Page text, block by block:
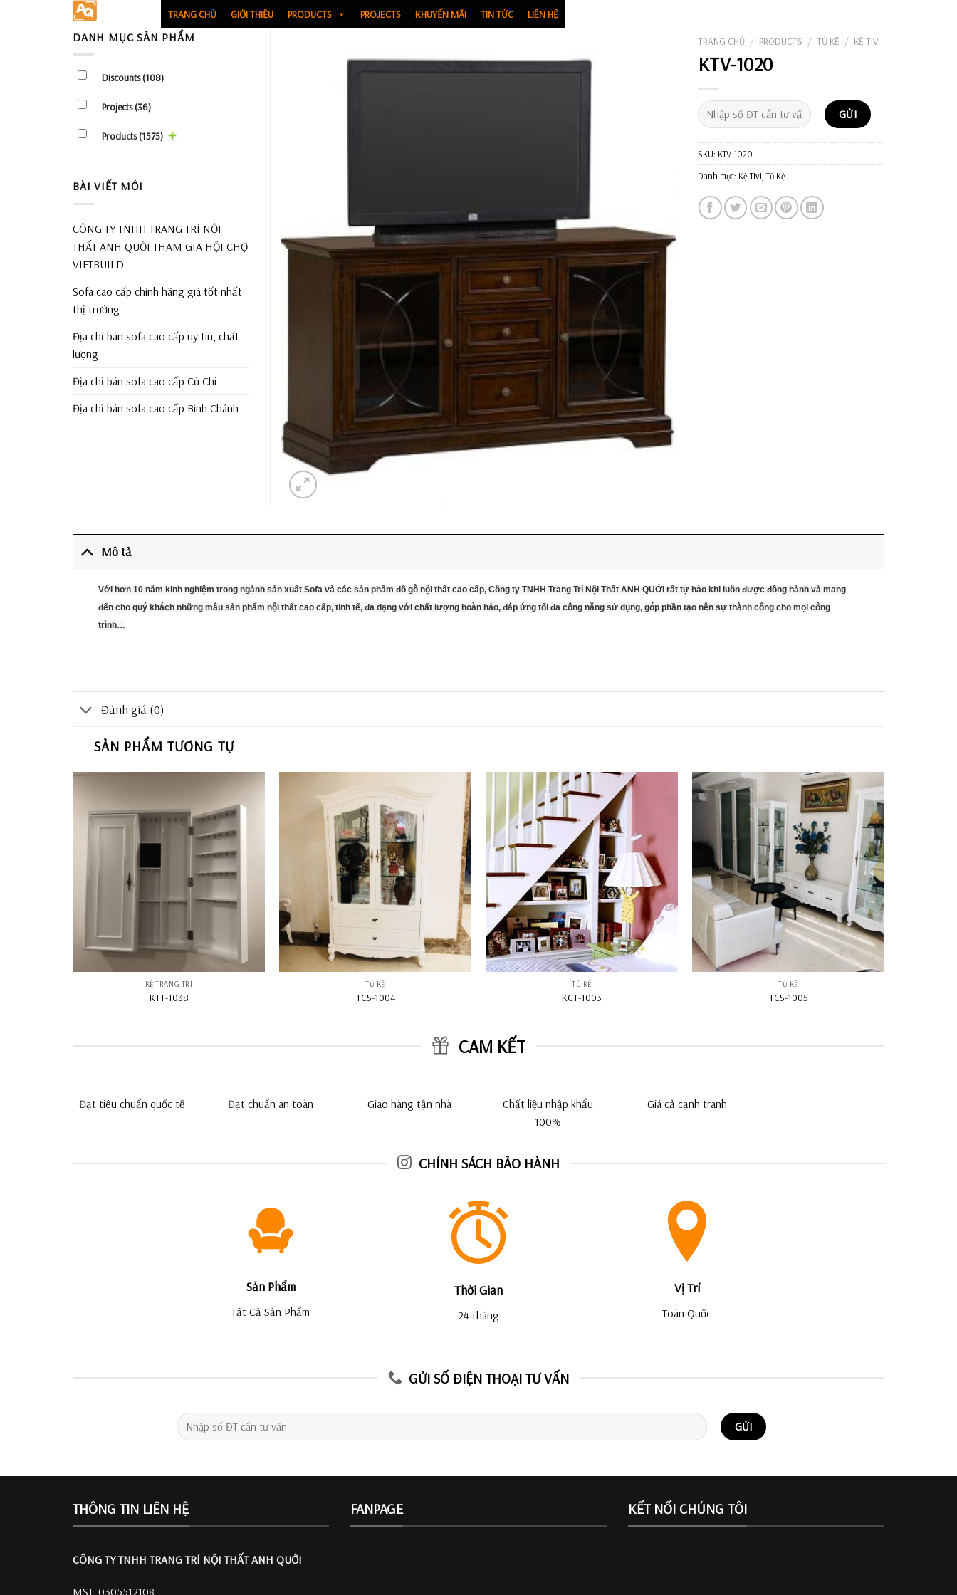
TRANG CHỦ GIỚI THIỆU PRODUCTS PROJECTS KHUYẾN MÃI TIN TỨC LIÊN HỆ
TRANG CHỦ / PRODUCTS / TỦ KỆ / KỆ TIVI
KTV-1020
SKU: KTV-1020
Danh mục: Kệ Tivi,Tủ Kệ
DANH MỤC SẢN PHẨM
Discounts(108)
Projects(36)
Products(1575)
BÀI VIẾT MỚI
CÔNG TY TNHH TRANG TRÍ NỘI
THẤT ANH QUỚI THAM GIA HỘI CHỢ
VIETBUILD
Sofa cao cấp chính hãng giá tốt nhất
thị trường
Địa chỉ bán sofa cao cấp uy tín, chất
lượng
Địa chỉ bán sofa cao cấp Củ Chi
Địa chỉ bán sofa cao cấp Bình Chánh
Mô tả
Với hơn 10 năm kinh nghiệm trong ngành sản xuất Sofa và các sản phẩm đồ gỗ nội thất cao cấp, Công ty TNHH Trang Trí Nội Thất ANH QUỚI rất tự hào khi luôn được đồng hành và mang
đến cho quý khách những mẫu sản phẩm nội thất cao cấp, tinh tế, đa dạng với chất lượng hoàn hảo, đáp ứng tối đa công năng sử dụng, góp phần tạo nên sự thành công cho mọi công
trình…
Đánh giá (0)
SẢN PHẨM TƯƠNG TỰ
KỆ TRANG TRÍ
KTT-1038
TỦ KỆ
TCS-1004
TỦ KỆ
KCT-1003
TỦ KỆ
TCS-1005
CAM KẾT
Đạt tiêu chuẩn quốc tế Đạt chuẩn an toàn Giao hàng tận nhà
Chất liệu nhập khẩu
100%
Giá cả cạnh tranh
CHÍNH SÁCH BẢO HÀNH
Sản Phẩm
Tất Cả Sản Phẩm
Thời Gian
24 tháng
Vị Trí
Toàn Quốc
GỬI SỐ ĐIỆN THOẠI TƯ VẤN
THÔNG TIN LIÊN HỆ
CÔNG TY TNHH TRANG TRÍ NỘI THẤT ANH QUỚI
MST: 0305512108
FANPAGE KẾT NỐI CHÚNG TÔI